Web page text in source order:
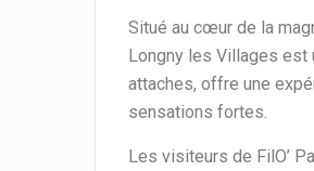
Situé au cœur de la
Longny les Villages est
attaches, offre une
sensations fortes.
Les visiteurs de FilO’